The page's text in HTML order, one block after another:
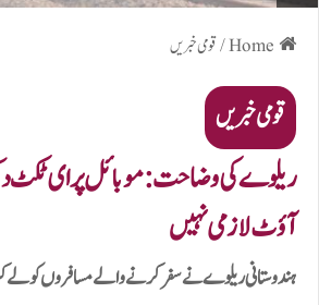
/قومی خبریں
قومی خبریں
ریلوے کی وضاحت: موبائل پر ای ٹکٹ
آؤٹ لازمی نہیں
ہندوستانی ریلوے نے سفر کرنے والے مسافروں کو